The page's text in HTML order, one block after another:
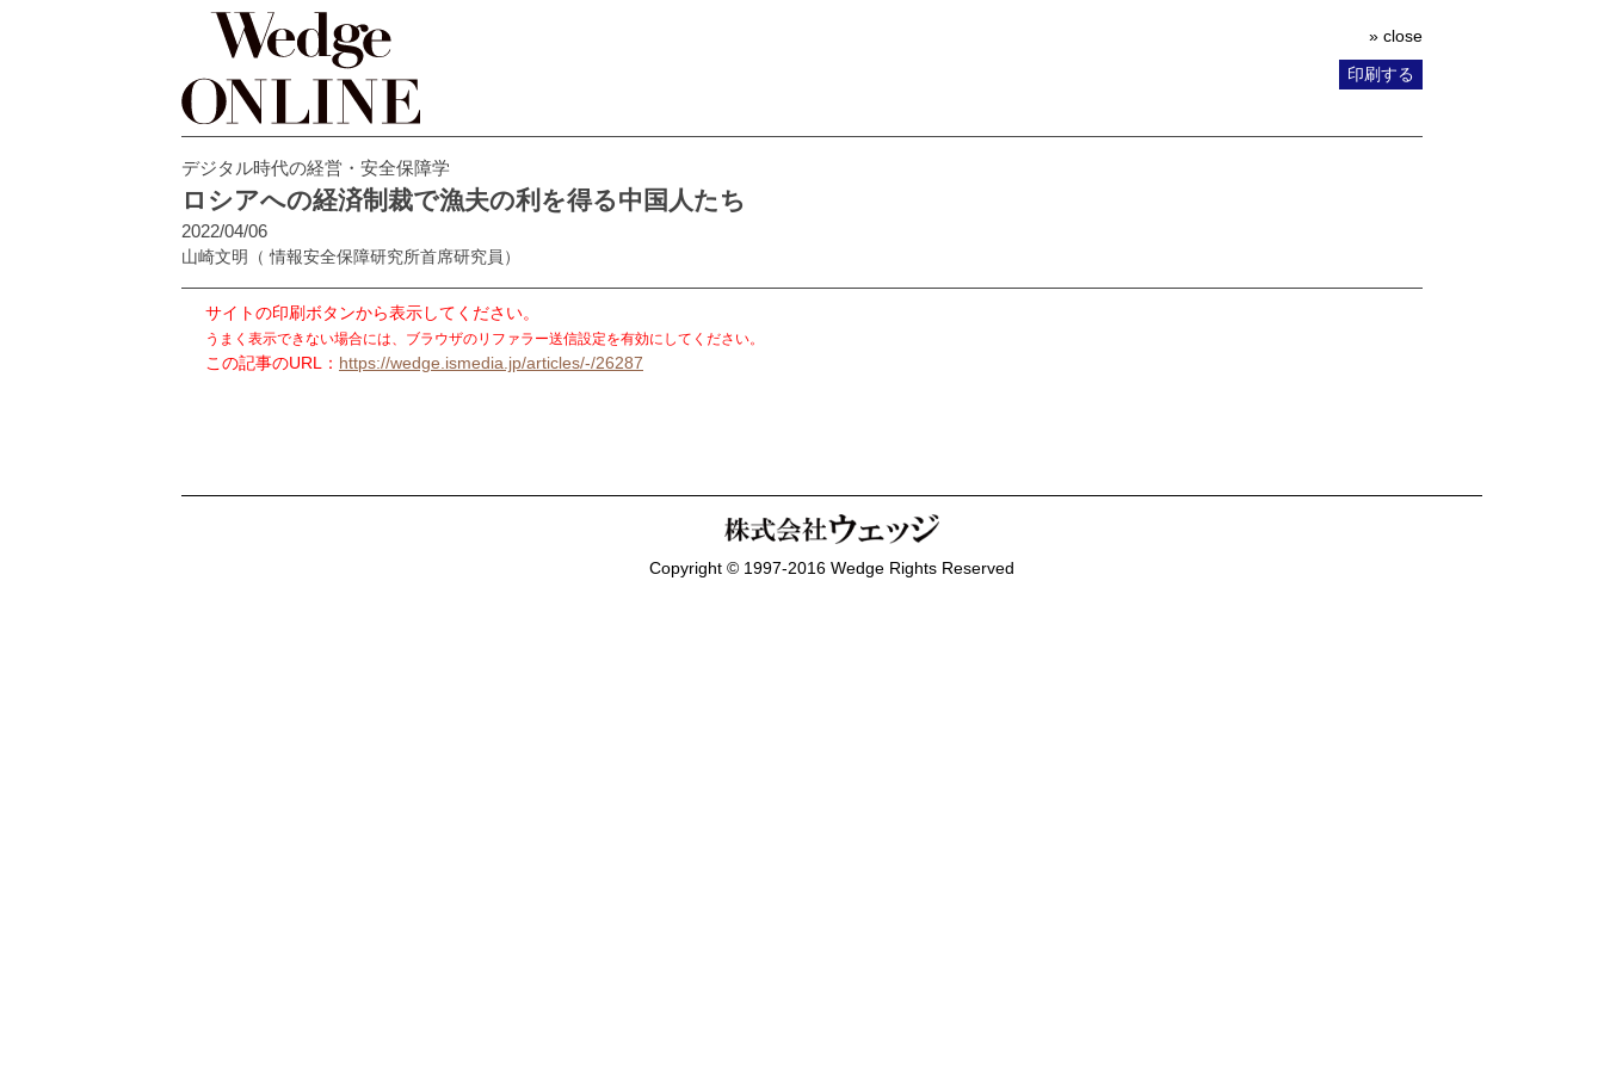
» close
印刷する
デジタル時代の経営・安全保障学
ロシアへの経済制裁で漁夫の利を得る中国人たち
2022/04/06
山崎文明 （ 情報安全保障研究所首席研究員）
サイトの印刷ボタンから表示してください。
うまく表示できない場合には、ブラウザのリファラー送信設定を有効にしてください。
この記事のURL： https://wedge.ismedia.jp/articles/-/26287
Copyright © 1997-2016 Wedge Rights Reserved